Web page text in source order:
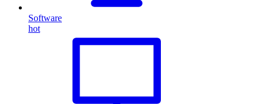
Software
hot